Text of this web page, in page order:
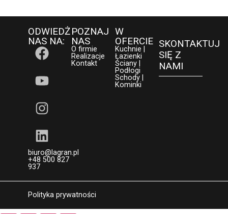
ODWIEDŻ
NAS NA:
biuro@lagran.pl
+48 500 827
937
POZNAJ
NAS
O firmie
Realizacje
Kontakt
W
OFERCIE
Kuchnie |
Łazienki
Ściany |
Podłogi
Schody |
Kominki
SKONTAKTUJ
SIĘ Z
NAMI
Polityka prywatności